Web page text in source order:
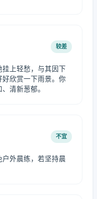
较差
上轻愁，与其因下
欣赏一下雨景。你
清新葱郁。
不宜
外晨练，若坚持晨